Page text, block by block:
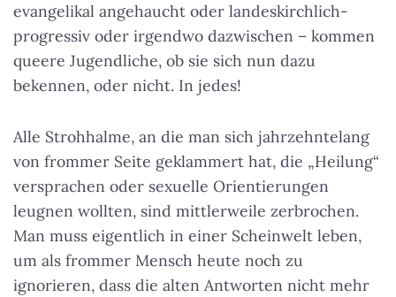
evangelikal angehaucht oder landeskirchlich-
progressiv oder irgendwo dazwischen – kommen
queere Jugendliche, ob sie sich nun dazu
bekennen, oder nicht. In jedes!
Alle Strohhalme, an die man sich jahrzehntelang
von frommer Seite geklammert hat, die „Heilung“
versprachen oder sexuelle Orientierungen
leugnen wollten, sind mittlerweile zerbrochen.
Man muss eigentlich in einer Scheinwelt leben,
um als frommer Mensch heute noch zu
ignorieren, dass die alten Antworten nicht mehr